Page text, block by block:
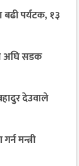
बढी पर्यटक, १३
अघि सडक
देउवाले
मन्त्री